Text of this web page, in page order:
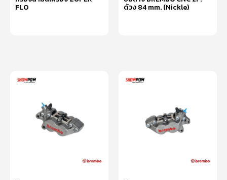
FLO
ด้วง 84 mm. (Nickle)